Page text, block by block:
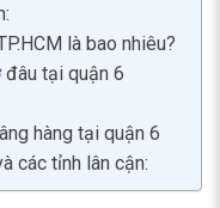
là bao nhiêu?
đâu tại quận 6
hàng tại quận 6
các tỉnh lân cận: